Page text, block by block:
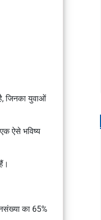
जिनका युवाओं
ऐसे भविष्य
का 65%